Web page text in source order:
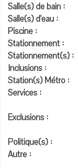
Salle(s) de bain :
Salle(s) d'eau :
Piscine :
Stationnement :
Stationnement(s) :
Inclusions :
Station(s) Métro :
Services :
Exclusions :
Politique(s) :
Autre :